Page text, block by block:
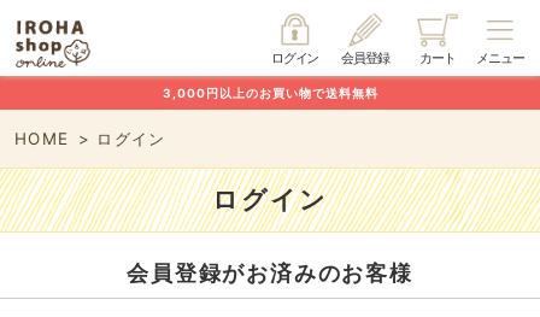
メニュー
カート
会員登録
ログイン
3,000円以上のお買い物で送料無料
HOME ログイン
ログイン
会員登録がお済みのお客様